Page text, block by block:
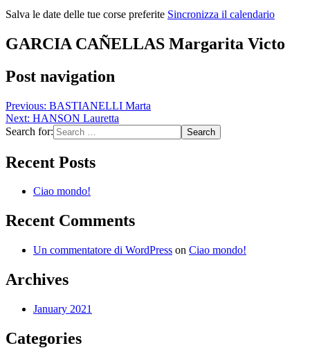
Salva le date delle tue corse preferite Sincronizza il calendario
GARCIA CAÑELLAS Margarita Victo
Post navigation
Previous: BASTIANELLI Marta
Next: HANSON Lauretta
Search for:
Recent Posts
Ciao mondo!
Recent Comments
Un commentatore di WordPress on Ciao mondo!
Archives
January 2021
Categories